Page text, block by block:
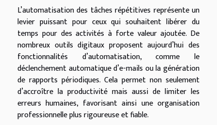
L’automatisation des tâches répétitives représente un
levier puissant pour ceux qui souhaitent libérer du
temps pour des activités à forte valeur ajoutée. De
nombreux outils digitaux proposent aujourd’hui des
fonctionnalités d’automatisation, comme le
déclenchement automatique d’e-mails ou la génération
de rapports périodiques. Cela permet non seulement
d’accroître la productivité mais aussi de limiter les
erreurs humaines, favorisant ainsi une organisation
professionnelle plus rigoureuse et fiable.